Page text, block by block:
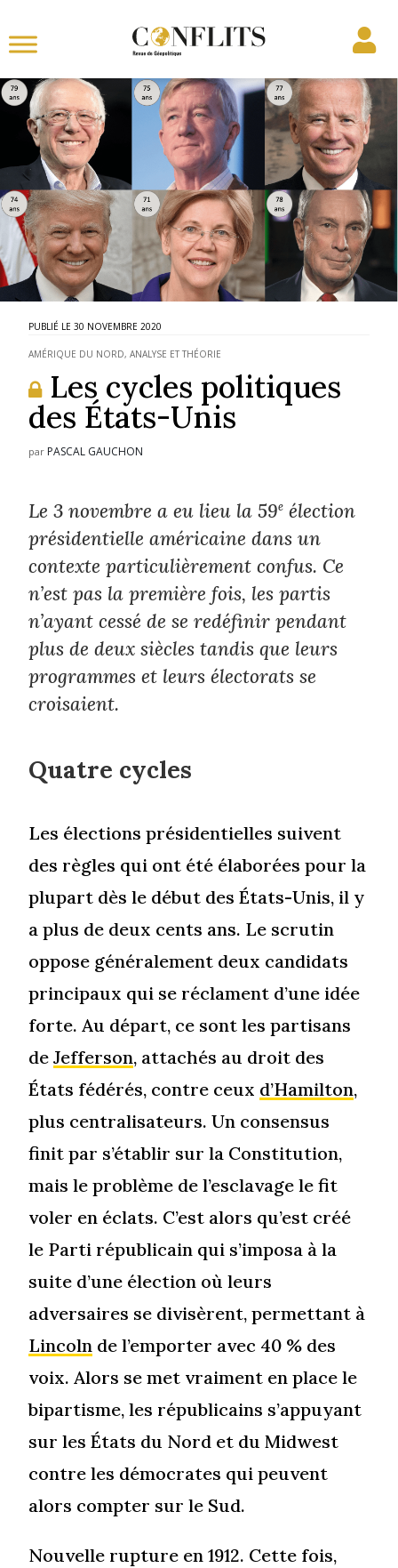
30 NOVEMBRE 2020
AMÉRIQUE DU NORD,ANALYSE ET THÉORIE
Les cycles politiques
des États-Unis
par PASCAL GAUCHON
Le 3 novembre a eu lieu la 59e élection
présidentielle américaine dans un
contexte particulièrement confus. Ce
n’est pas la première fois, les partis
n’ayant cessé de se redéfinir pendant
plus de deux siècles tandis que leurs
programmes et leurs électorats se
croisaient.
Quatre cycles
Les élections présidentielles suivent
des règles qui ont été élaborées pour la
plupart dès le début des États-Unis, il y
a plus de deux cents ans. Le scrutin
oppose généralement deux candidats
principaux qui se réclament d’une idée
forte. Au départ, ce sont les partisans
deJefferson, attachés au droit des
États fédérés, contre ceux d’Hamilton,
plus centralisateurs. Un consensus
finit par s’établir sur la Constitution,
mais le problème de l’esclavage le fit
voler en éclats. C’est alors qu’est créé
le Parti républicain qui s’imposa à la
suite d’une élection où leurs
adversaires se divisèrent, permettant à
Lincoln de l’emporter avec 40 % des
voix. Alors se met vraiment en place le
bipartisme, les républicains s’appuyant
sur les États du Nord et du Midwest
contre les démocrates qui peuvent
alors compter sur le Sud.
Nouvelle rupture en 1912. Cette fois,